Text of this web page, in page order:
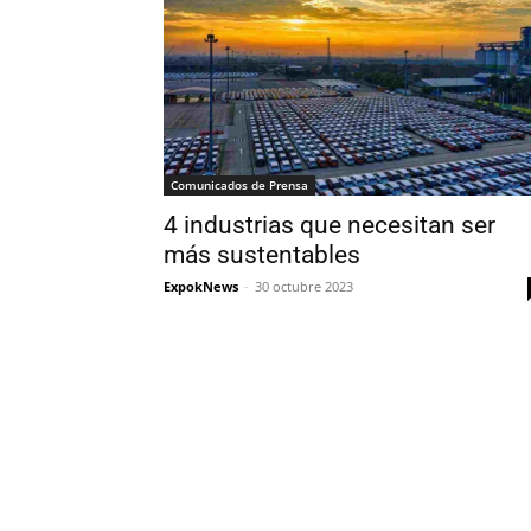
Comunicados de Prensa
4 industrias que necesitan ser
más sustentables
ExpokNews - 30 octubre 2023